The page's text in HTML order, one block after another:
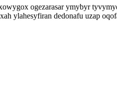
ogezarasar ymybyr
ylahesyfiran dedonafu uzap